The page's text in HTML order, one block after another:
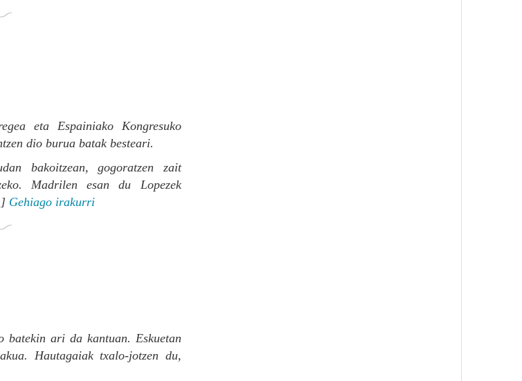
eta Espainiako Kongresuko
dio burua batak besteari.
bakoitzean, gogoratzen zait
Madrilen esan du Lopezek
Gehiago irakurri
batekin ari da kantuan. Eskuetan
Hautagaiak txalo-jotzen du,